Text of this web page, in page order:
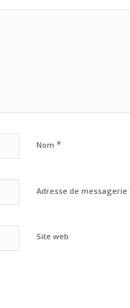
Nom *
Adresse de messagerie
Site web